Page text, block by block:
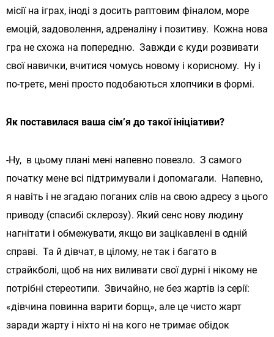
місії на іграх, іноді з досить раптовим фіналом, море
емоцій, задоволення, адреналіну і позитиву. Кожна нова
гра не схожа на попередню. Завжди є куди розвивати
свої навички, вчитися чомусь новому і корисному. Ну і
по-третє, мені просто подобаються хлопчики в формі.
Як поставилася ваша сім’я до такої ініціативи?
-Ну, в цьому плані мені напевно повезло. З самого
початку мене всі підтримували і допомагали. Напевно,
я навіть і не згадаю поганих слів на свою адресу з цього
приводу (спасибі склерозу). Який сенс нову людину
нагнітати і обмежувати, якщо ви зацікавлені в одній
справі. Та й дівчат, в цілому, не так і багато в
страйкболі, щоб на них виливати свої дурні і нікому не
потрібні стереотипи. Звичайно, не без жартів із серії:
«дівчина повинна варити борщ», але це чисто жарт
заради жарту і ніхто ні на кого не тримає обідок